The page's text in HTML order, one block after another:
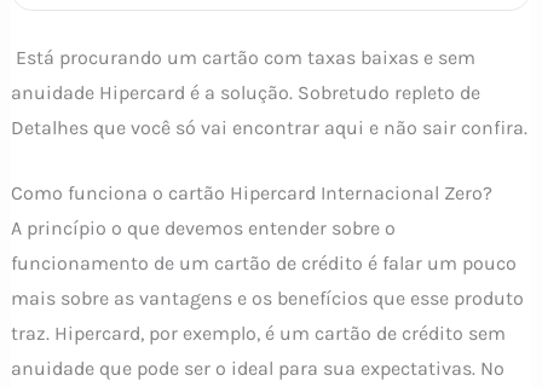
Está procurando um cartão com taxas baixas e sem
anuidade Hipercard é a solução. Sobretudo repleto de
Detalhes que você só vai encontrar aqui e não sair confira.
Como funciona o cartão Hipercard Internacional Zero?
A princípio o que devemos entender sobre o
funcionamento de um cartão de crédito é falar um pouco
mais sobre as vantagens e os benefícios que esse produto
traz. Hipercard, por exemplo, é um cartão de crédito sem
anuidade que pode ser o ideal para sua expectativas. No